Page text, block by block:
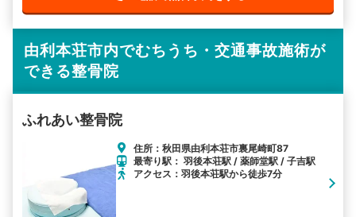
由利本荘市内でむちうち・交通事故施術が
できる整骨院
ふれあい整骨院
住所：秋田県由利本荘市裏尾崎町87
最寄り駅： 羽後本荘駅 / 薬師堂駅 / 子吉駅
アクセス：羽後本荘駅から徒歩7分